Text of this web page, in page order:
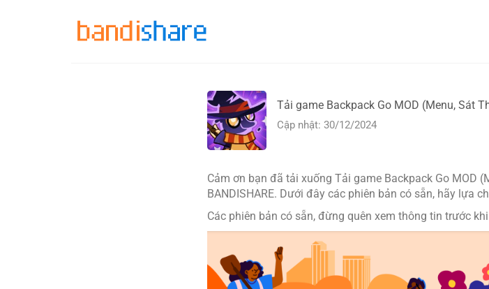
Tải game Backpack Go MOD (Menu, Sát
Cập nhật: 30/12/2024
Cảm ơn bạn đã tải xuống Tải game Backpack Go MOD
BANDISHARE. Dưới đây các phiên bản có sẵn, hãy lựa
Các phiên bản có sẵn, đừng quên xem thông tin trước